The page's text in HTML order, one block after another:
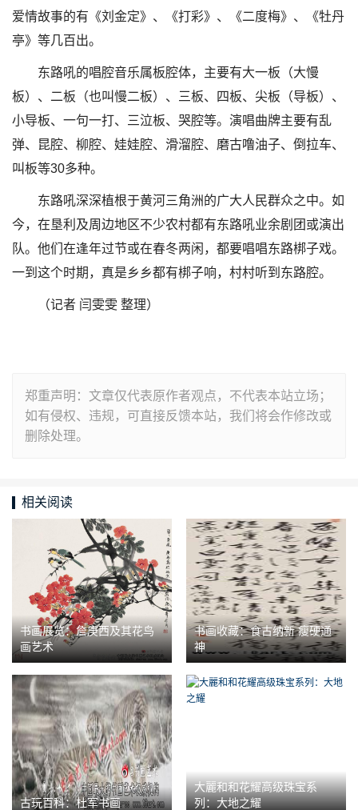
爱情故事的有《刘金定》、《打彩》、《二度梅》、《牡丹
亭》等几百出。
东路吼的唱腔音乐属板腔体，主要有大一板（大慢
板）、二板（也叫慢二板）、三板、四板、尖板（导板）、
小导板、一句一打、三泣板、哭腔等。演唱曲牌主要有乱
弹、昆腔、柳腔、娃娃腔、滑溜腔、磨古噜油子、倒拉车、
叫板等30多种。
东路吼深深植根于黄河三角洲的广大人民群众之中。如
今，在垦利及周边地区不少农村都有东路吼业余剧团或演出
队。他们在逢年过节或在春冬两闲，都要唱唱东路梆子戏。
一到这个时期，真是乡乡都有梆子响，村村听到东路腔。
（记者 闫雯雯 整理）
郑重声明：文章仅代表原作者观点，不代表本站立场；
如有侵权、违规，可直接反馈本站，我们将会作修改或
删除处理。
相关阅读
书画展览：詹庚西及其花鸟
画艺术
书画收藏：食古纳新 瘦硬通
神
古玩百科：杜军书画
大麗和和花耀高级珠宝系
列：大地之耀